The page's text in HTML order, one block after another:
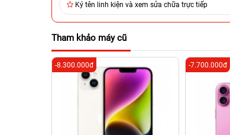
Ký tên linh kiện và xem sửa chữa trực tiếp
Tham khảo máy cũ
-8.300.000đ -7.700.000đ